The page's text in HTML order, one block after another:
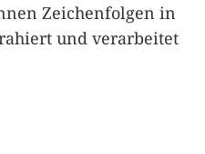
Zeichenfolgen in
und verarbeitet